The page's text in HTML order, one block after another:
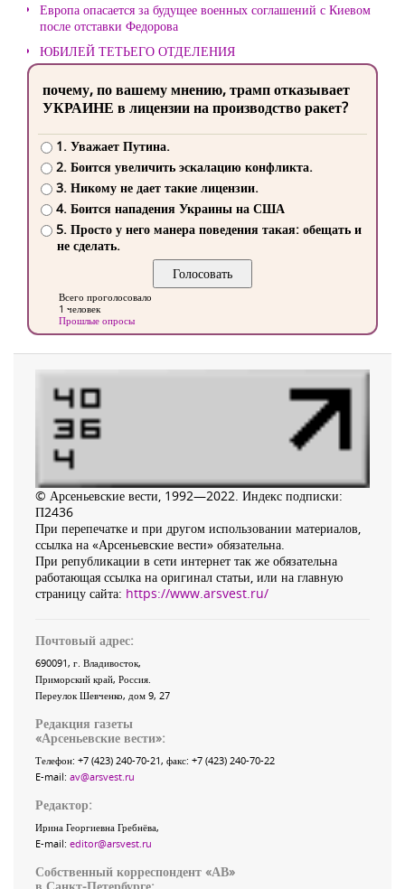
Европа опасается за будущее военных соглашений с Киевом
после отставки Федорова
ЮБИЛЕЙ ТЕТЬЕГО ОТДЕЛЕНИЯ
почему, по вашему мнению, трамп отказывает
УКРАИНЕ в лицензии на производство ракет?
1. Уважает Путина.
2. Боится увеличить эскалацию конфликта.
3. Никому не дает такие лицензии.
4. Боится нападения Украины на США
5. Просто у него манера поведения такая: обещать и
не сделать.
Всего проголосовало
1 человек
Прошлые опросы
© Арсеньевские вести, 1992—2022. Индекс подписки:
П2436
При перепечатке и при другом использовании материалов,
ссылка на «Арсеньевские вести» обязательна.
При републикации в сети интернет так же обязательна
работающая ссылка на оригинал статьи, или на главную
страницу сайта: https://www.arsvest.ru/
Почтовый адрес:
690091, г. Владивосток,
Приморский край, Россия
Переулок Шевченко, дом 9, 27
Редакция газеты
«Арсеньевские вести»:
Телефон: +7 (423) 240-70-21, факс: +7 (423) 240-70-22
E-mail: av@arsvest.ru
Редактор:
Ирина Георгиевна Гребнёва,
E-mail: editor@arsvest.ru
Собственный корреспондент «АВ»